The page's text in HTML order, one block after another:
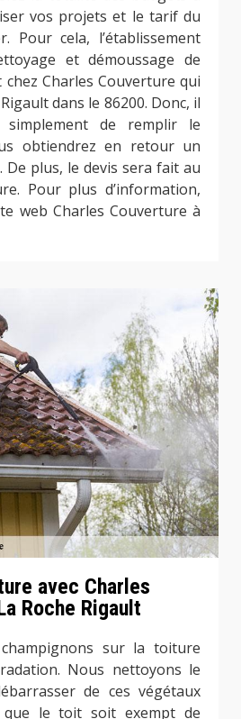
vos projets et le tarif du
Pour cela, l’établissement
et démoussage de
Charles Couverture qui
dans le 86200. Donc, il
de remplir le
obtiendrez en retour un
De plus, le devis sera fait au
Pour plus d’information,
web Charles Couverture à
avec Charles
Roche Rigault
sur la toiture
Nous nettoyons le
de ces végétaux
le toit soit exempt de